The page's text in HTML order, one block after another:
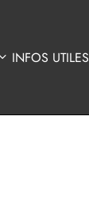
INFOS UTILES